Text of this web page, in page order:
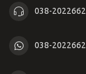
038-2022662
038-2022662